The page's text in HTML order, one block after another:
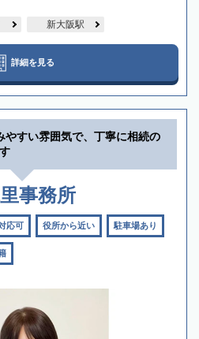
新大阪駅
詳細を見る
やすい雰囲気で、丁寧に相続の
事務所
応可 役所から近い 駐車場あり